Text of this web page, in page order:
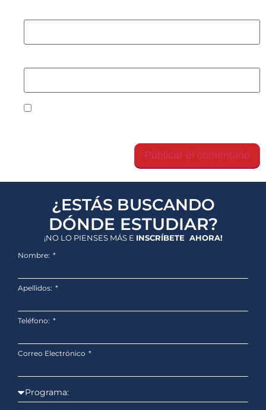
¿ESTÁS BUSCANDO
DÓNDE ESTUDIAR?
¡NO LO PIENSES MÁS E INSCRÍBETE AHORA!
Nombre:
Apellidos:
Teléfono:
Correo Electrónico